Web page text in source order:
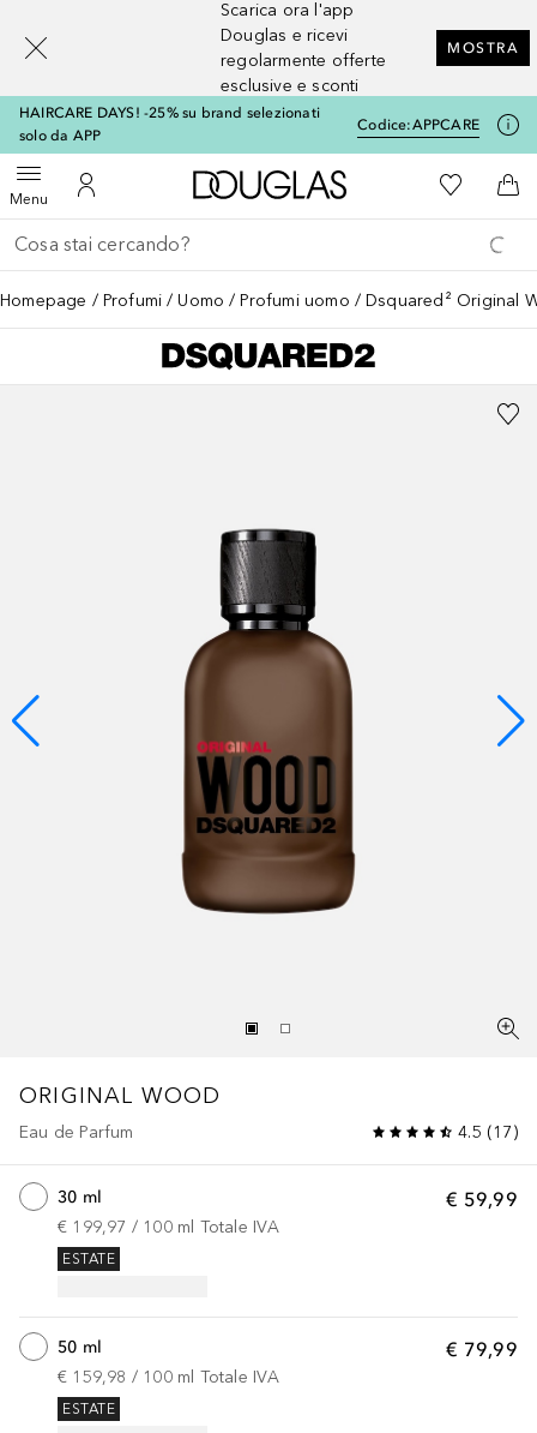
Scarica ora l'app
Douglas e ricevi
regolarmente offerte
esclusive e sconti
MOSTRA
HAIRCARE DAYS! -25% su brand selezionati
solo da APP
Codice:APPCARE
MenuApri menuAl Mio Account
A Douglas HomeAlla Mia
Al
Torna indietro
Esegui ricerca
Homepage Profumi Uomo Profumi uomo Dsquared² Original
ORIGINAL WOOD
Eau de Parfum 4.5 (17)
€ 59,99
30 ml
€ 199,97 / 100 ml Totale IVA
ESTATE
€ 79,99
50 ml
€ 159,98 / 100 ml Totale IVA
ESTATE
[navigation.slideout.screenreader]